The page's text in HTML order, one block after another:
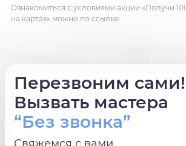
Перезвоним сами!
Вызвать мастера
“Без звонка”
Свяжемся с вами
Ознакомиться с условиями акции «Получи
на картах» можно по ссылке